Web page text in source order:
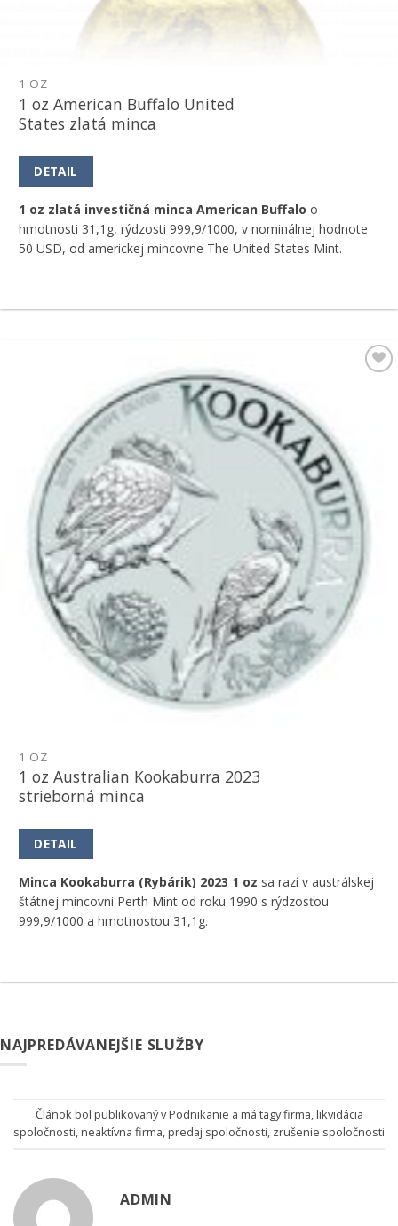
1 OZ
1 oz American Buffalo United
States zlatá minca
DETAIL
1 oz zlatá investičná minca American Buffalo o
hmotnosti 31,1g, rýdzosti 999,9/1000, v nominálnej hodnote
50 USD, od americkej mincovne The United States Mint.
1 OZ
1 oz Australian Kookaburra 2023
strieborná minca
DETAIL
Minca Kookaburra (Rybárik) 2023 1 oz sa razí v austrálskej
štátnej mincovni Perth Mint od roku 1990 s rýdzosťou
999,9/1000 a hmotnosťou 31,1g.
NAJPREDÁVANEJŠIE SLUŽBY
Článok bol publikovaný vPodnikanie a má tagyfirma,likvidácia
spoločnosti,neaktívna firma,predaj spoločnosti, zrušenie spoločnosti
ADMIN